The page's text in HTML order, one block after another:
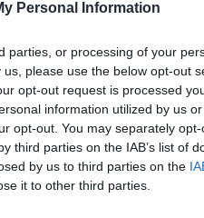
Personal Information
parties, or processing of your
please use the below opt-out
opt-out request is processed
information utilized by us
opt-out. You may separately
third parties on the IAB’s list of
by us to third parties on the
it to other third parties.
edición
miles de
de la
diseñada para
ocio musical de
referencias a